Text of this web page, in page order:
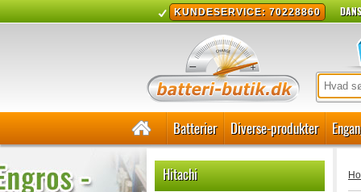
KUNDESERVICE: 70228860
Batterier Diverse-produkter
Hitachi